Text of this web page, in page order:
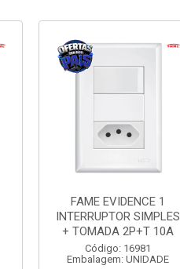
FAME EVIDENCE 1
INTERRUPTOR SIMPLES
+ TOMADA 2P+T 10A
Código: 16981
Embalagem: UNIDADE